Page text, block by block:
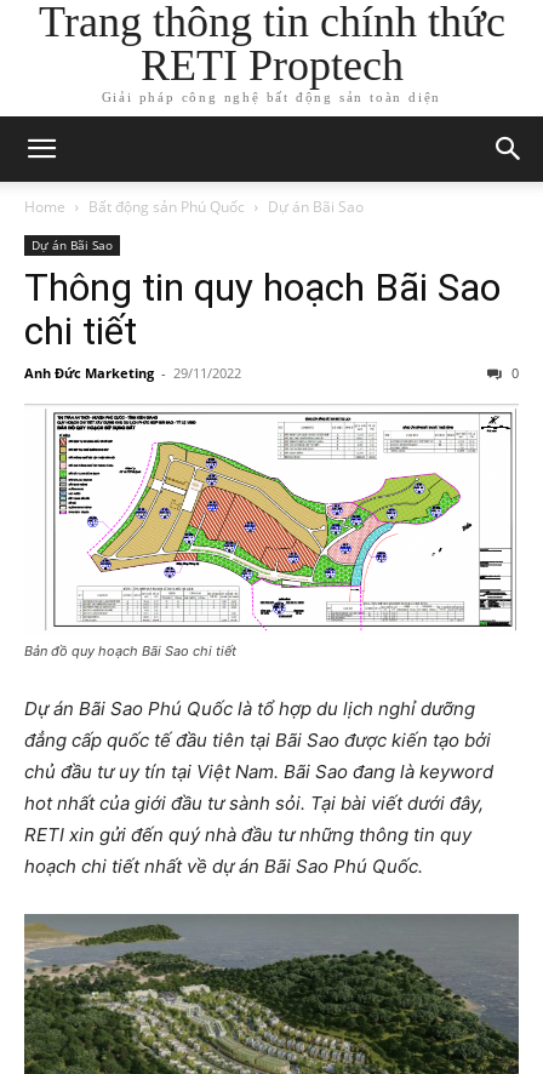
Trang thông tin chính thức
RETI Proptech
Giải pháp công nghệ bất động sản toàn diện
Home Bất động sản Phú Quốc Dự án Bãi Sao
Dự án Bãi Sao
Thông tin quy hoạch Bãi Sao
chi tiết
Anh Đức Marketing - 29/11/2022 0
Bản đồ quy hoạch Bãi Sao chi tiết
Dự án Bãi Sao Phú Quốc là tổ hợp du lịch nghỉ dưỡng
đẳng cấp quốc tế đầu tiên tại Bãi Sao được kiến tạo bởi
chủ đầu tư uy tín tại Việt Nam. Bãi Sao đang là keyword
hot nhất của giới đầu tư sành sỏi. Tại bài viết dưới đây,
RETI xin gửi đến quý nhà đầu tư những thông tin quy
hoạch chi tiết nhất về dự án Bãi Sao Phú Quốc.